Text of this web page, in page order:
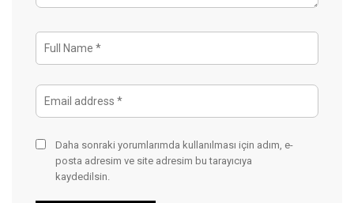
Daha sonraki yorumlarımda kullanılması için adım, e-
posta adresim ve site adresim bu tarayıcıya
kaydedilsin.